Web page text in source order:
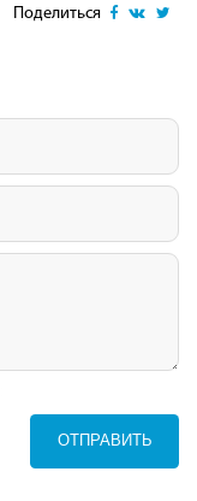
Поделиться
ОТПРАВИТЬ